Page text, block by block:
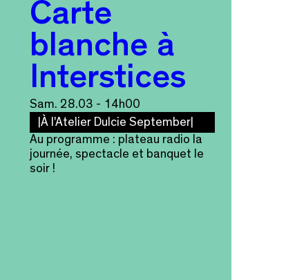
Carte
blanche à
Interstices
Sam. 28.03 - 14h00
À l'Atelier Dulcie September
Au programme : plateau radio la
journée, spectacle et banquet le
soir !